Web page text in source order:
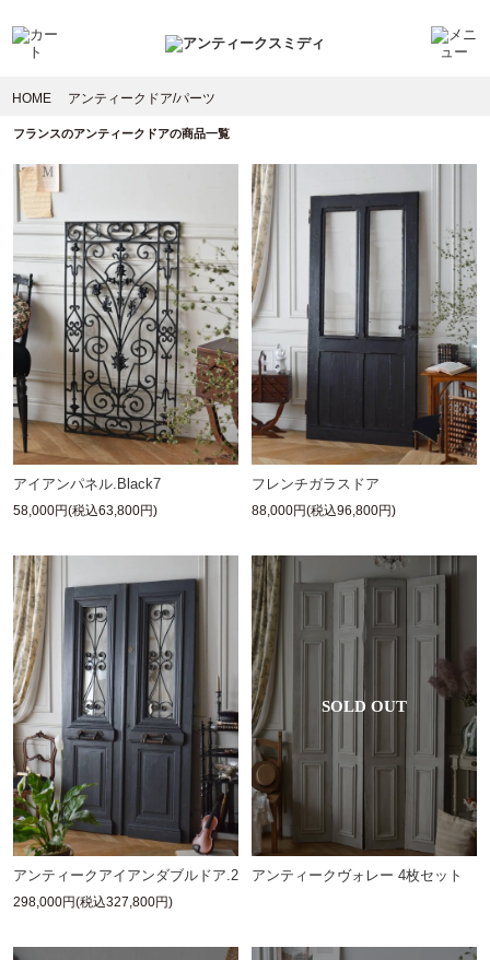
HOME アンティークドア/パーツ
フランスのアンティークドアの商品一覧
アイアンパネル.Black7
58,000円(税込63,800円)
フレンチガラスドア
88,000円(税込96,800円)
アンティークアイアンダブルドア.2
298,000円(税込327,800円)
アンティークヴォレー 4枚セット